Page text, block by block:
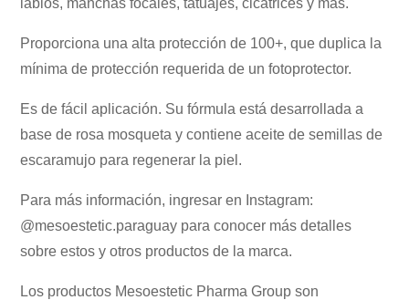
Proporciona una alta protección de 100+, que duplica la
mínima de protección requerida de un fotoprotector.
Es de fácil aplicación. Su fórmula está desarrollada a
base de rosa mosqueta y contiene aceite de semillas de
escaramujo para regenerar la piel.
Para más información, ingresar en Instagram:
@mesoestetic.paraguay para conocer más detalles
sobre estos y otros productos de la marca.
Los productos Mesoestetic Pharma Group son